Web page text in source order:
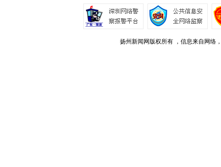
扬州新闻网版权所有 ，信息来自网络